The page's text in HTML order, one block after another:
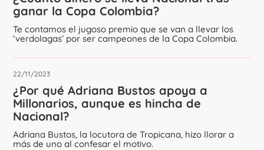
ganar la Copa Colombia?
Te contamos el jugoso premio que se van a llevar los
‘verdolagas’ por ser campeones de la Copa Colombia.
22/11/2023
¿Por qué Adriana Bustos apoya a
Millonarios, aunque es hincha de
Nacional?
Adriana Bustos, la locutora de Tropicana, hizo llorar a
más de uno al confesar el motivo.